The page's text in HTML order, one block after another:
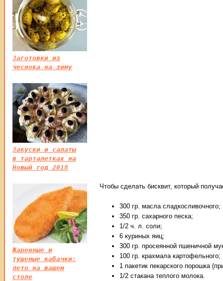
Чтобы сделать бисквит, который
300 гр. масла сладкосливочного;
350 гр. сахарного песка;
1/2 ч. л. соли;
6 куриных яиц;
300 гр. просеянной пшеничной
100 гр. крахмала картофельного;
1 пакетик пекарского порошка
1/2 стакана теплого молока.
Заготовки из
чеснока на зиму
Закуски и салаты
в тарталетках на
Новый год 2018
Жаренные и
тушеные кабачки:
лето на вашем
столе